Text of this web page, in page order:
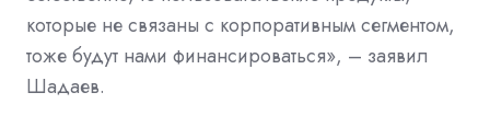
которые не связаны с корпоративным сегментом,
тоже будут нами финансироваться», – заявил
Шадаев.